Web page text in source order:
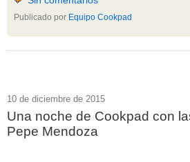
Publicado por Equipo Cookpad
10 de diciembre de 2015
Una noche de Cookpad con
Pepe Mendoza